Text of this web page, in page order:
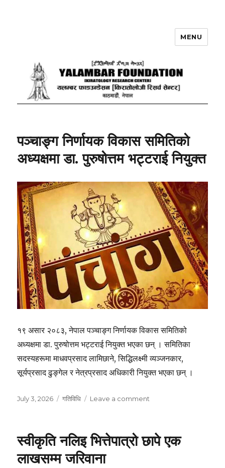
yalambarfoundation.org.np
MENU
पञ्चाङ्ग निर्णायक विकास समितिको
अध्यक्षमा डा. पुरुषोत्तम भट्टराई नियुक्त
१९ असार २०८३, नेपाल पञ्चाङ्ग निर्णायक विकास समितिको
अध्यक्षमा डा. पुरुषोत्तम भट्टराई नियुक्त भएका छन् । समितिका
सदस्यहरूमा माधवप्रसाद लामिछाने, सिद्धिलक्ष्मी व्यञ्जनकार,
सूर्यप्रसाद ढुङ्गेल र नेत्रप्रसाद अधिकारी नियुक्त भएका छन् ।
Posted
July 3, 2026 Categories
गतिविधि Leave a comment
समितिको
स्वीकृति नलिइ भित्तेपात्रो छापे एक
लाखसम्म जरिवाना